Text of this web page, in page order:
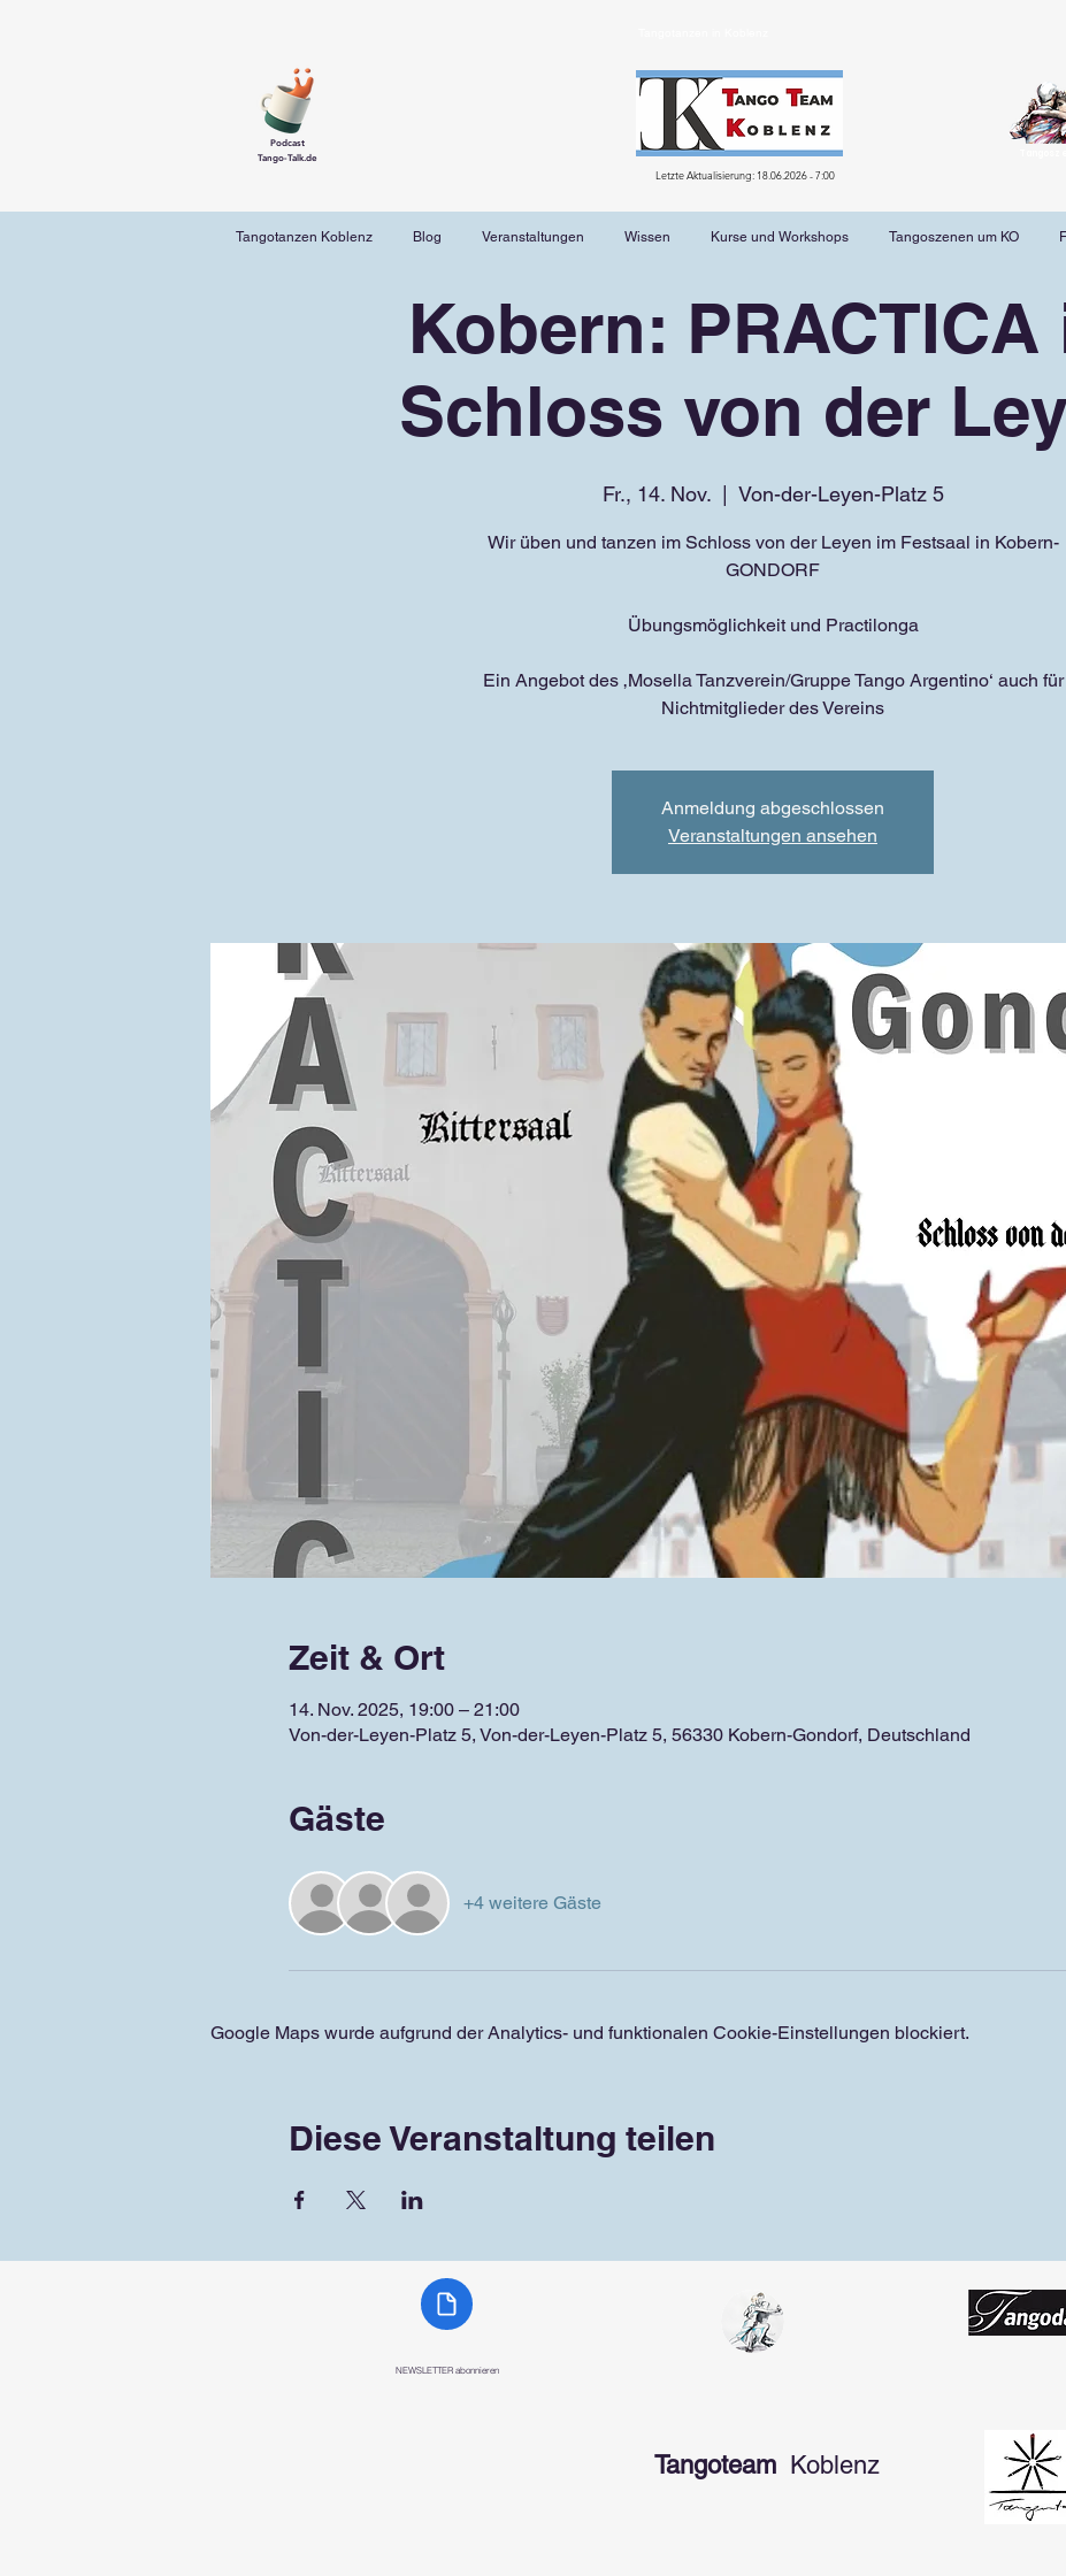
Podcast
Tango-Talk.de
Letzte Aktualisierung: 18.06.2026 - 7:00
Tangotanzen Koblenz Blog Veranstaltungen Wissen Kurse und Workshops Tangoszenen um KO
Kobern: PRACTICA
Schloss von der
Fr., 14. Nov.
  |
Von-der-Leyen-Platz 5
Wir üben und tanzen im Schloss von der Leyen im Festsaal in Kobern-
GONDORF
Übungsmöglichkeit und Practilonga
Ein Angebot des ‚Mosella Tanzverein/Gruppe Tango Argentino‘ auch für
Nichtmitglieder des Vereins
Anmeldung abgeschlossen
Veranstaltungen ansehen
Zeit & Ort
14. Nov. 2025, 19:00 – 21:00
Von-der-Leyen-Platz 5, Von-der-Leyen-Platz 5, 56330 Kobern-Gondorf, Deutschland
Gäste
+4 weitere Gäste
Google Maps wurde aufgrund der Analytics- und funktionalen Cookie-Einstellungen blockiert.
Diese Veranstaltung teilen
NEWSLETTER abonnieren
Tangoteam Koblenz